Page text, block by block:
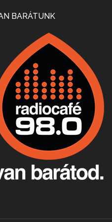
Apr 24, 2026 • 00:38:10
Villány,
Apr 17, 2026 • 00:35:38
Apr 9, 2026 • 00:37:17
BARÁTUNK